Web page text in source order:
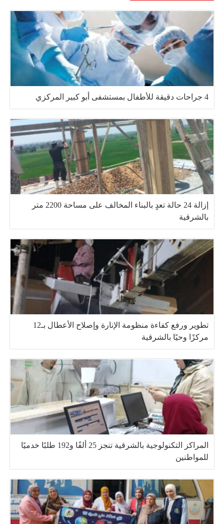
4 جراحات دقيقة للأطفال بمستشفى أبو كبير المركزي
إزالة 24 حالة تعدٍ بالبناء المخالف على مساحة 2200 متر
بالشرقية
تطوير ورفع كفاءة منظومة الإنارة وإصلاح الأعطال بـ12
مركزًا وحيًا بالشرقية
المراكز التكنولوجية بالشرقية تنجز 25 ألفًا و192 طلبًا خدميًا
للمواطنين